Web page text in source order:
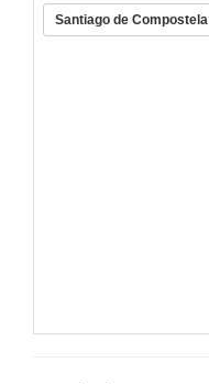
Santiago de Compostela